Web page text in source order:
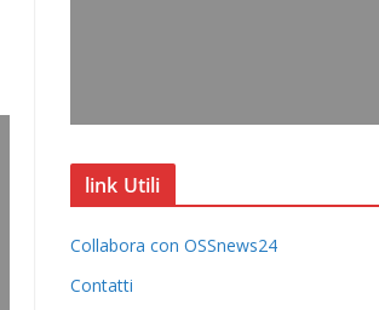
link Utili
Collabora con OSSnews24
Contatti